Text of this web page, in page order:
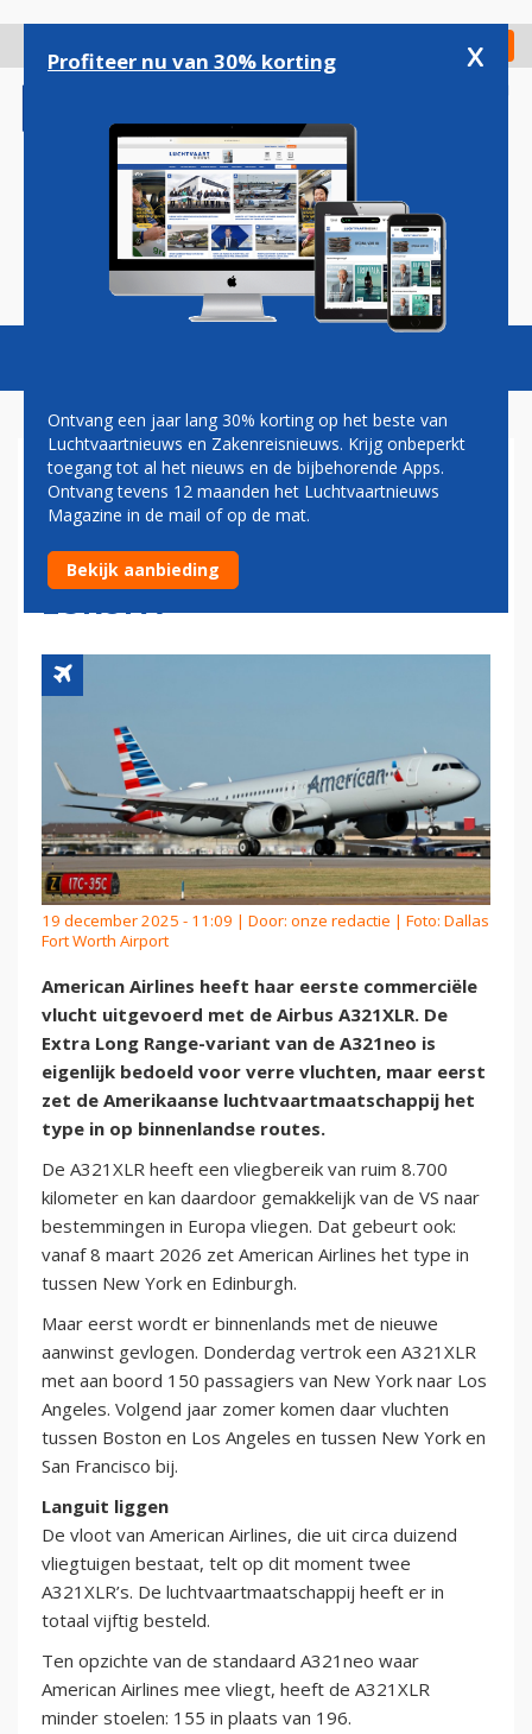
gaan
Check in
Magazine Podcasts Vacatures
AMERICAN AIRLINES OP PAD
MET A321XLR: EERST
BINNENLANDS, DAN NAAR
EUROPA
19 december 2025 - 11:09 | Door: onze redactie | Foto: Dallas
Fort Worth Airport
American Airlines heeft haar eerste commerciële
vlucht uitgevoerd met de Airbus A321XLR. De
Extra Long Range-variant van de A321neo is
eigenlijk bedoeld voor verre vluchten, maar eerst
zet de Amerikaanse luchtvaartmaatschappij het
type in op binnenlandse routes.
De A321XLR heeft een vliegbereik van ruim 8.700
kilometer en kan daardoor gemakkelijk van de VS naar
bestemmingen in Europa vliegen. Dat gebeurt ook:
vanaf 8 maart 2026 zet American Airlines het type in
tussen New York en Edinburgh.
Maar eerst wordt er binnenlands met de nieuwe
aanwinst gevlogen. Donderdag vertrok een A321XLR
met aan boord 150 passagiers van New York naar Los
Angeles. Volgend jaar zomer komen daar vluchten
tussen Boston en Los Angeles en tussen New York en
San Francisco bij.
Languit liggen
De vloot van American Airlines, die uit circa duizend
vliegtuigen bestaat, telt op dit moment twee
A321XLR’s. De luchtvaartmaatschappij heeft er in
totaal vijftig besteld.
Ten opzichte van de standaard A321neo waar
American Airlines mee vliegt, heeft de A321XLR
minder stoelen: 155 in plaats van 196.
Profiteer nu van 30% korting x
Ontvang een jaar lang 30% korting op het beste van
Luchtvaartnieuws en Zakenreisnieuws. Krijg onbeperkt
toegang tot al het nieuws en de bijbehorende Apps.
Ontvang tevens 12 maanden het Luchtvaartnieuws
Magazine in de mail of op de mat.
Bekijk aanbieding